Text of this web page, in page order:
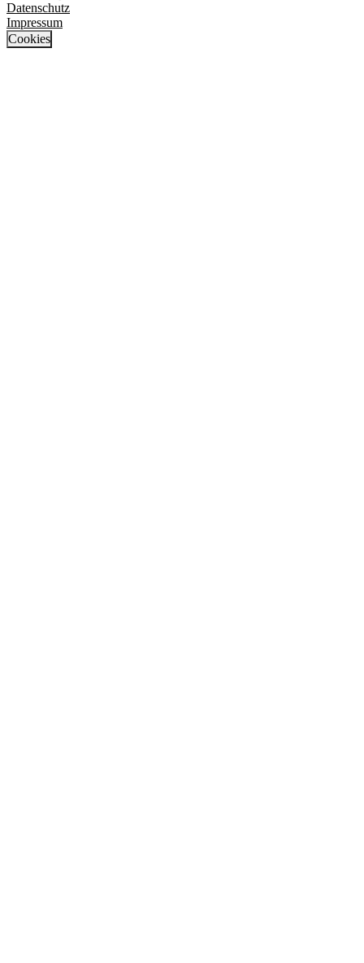
Datenschutz
Impressum
Cookies